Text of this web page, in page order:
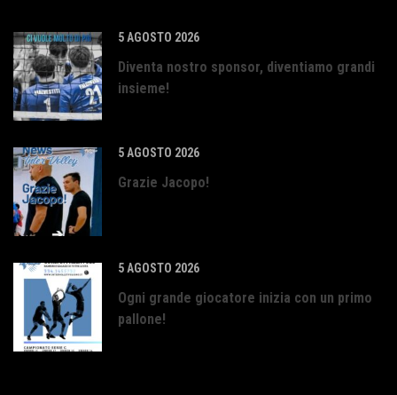
5 AGOSTO 2026
Diventa nostro sponsor, diventiamo grandi
insieme!
5 AGOSTO 2026
Grazie Jacopo!
5 AGOSTO 2026
Ogni grande giocatore inizia con un primo
pallone!